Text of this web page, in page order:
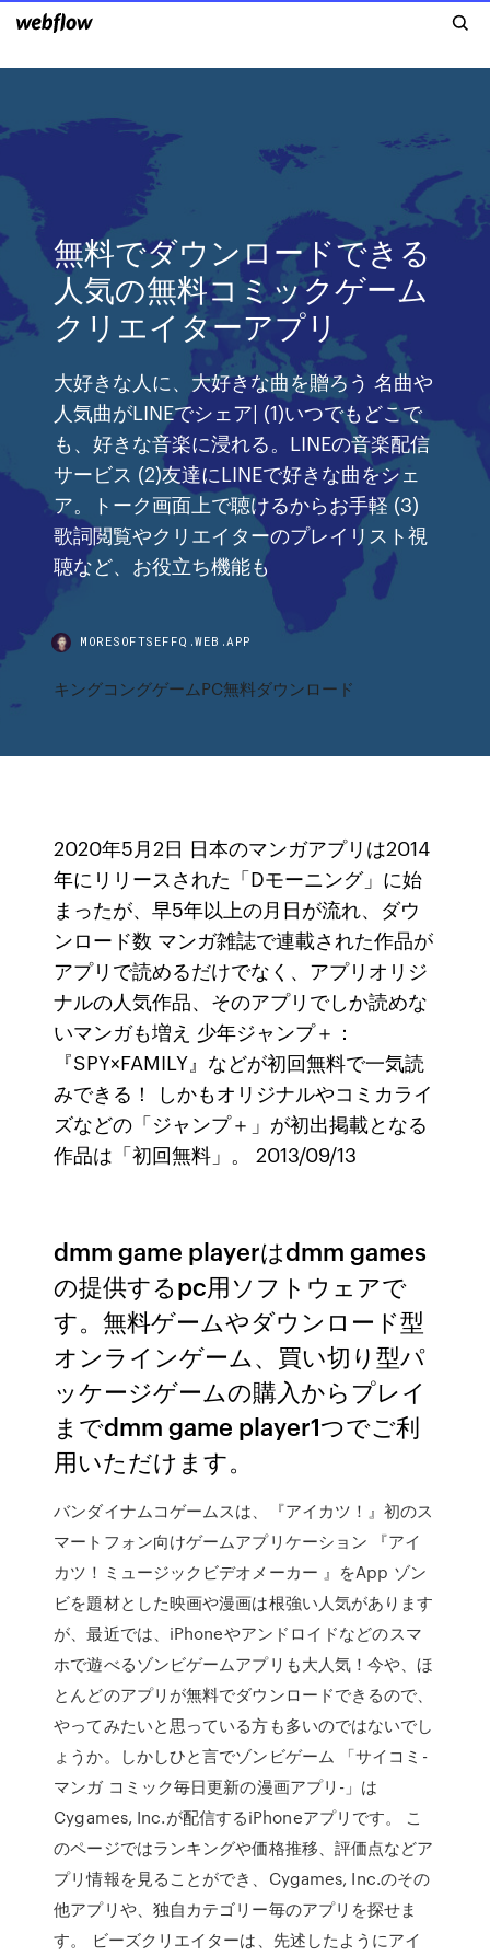
無料でダウンロードできる
人気の無料コミックゲーム
クリエイターアプリ
大好きな人に、大好きな曲を贈ろう 名曲や
人気曲がLINEでシェア| (1)いつでもどこで
も、好きな音楽に浸れる。LINEの音楽配信
サービス (2)友達にLINEで好きな曲をシェ
ア。トーク画面上で聴けるからお手軽 (3)
歌詞閲覧やクリエイターのプレイリスト視
聴など、お役立ち機能も
MORESOFTSEFFQ.WEB.APP
キングコングゲームPC無料ダウンロード
2020年5月2日 日本のマンガアプリは2014
年にリリースされた「Dモーニング」に始
まったが、早5年以上の月日が流れ、ダウ
ンロード数 マンガ雑誌で連載された作品が
アプリで読めるだけでなく、アプリオリジ
ナルの人気作品、そのアプリでしか読めな
いマンガも増え 少年ジャンプ＋：
『SPY×FAMILY』などが初回無料で一気読
みできる！ しかもオリジナルやコミカライ
ズなどの「ジャンプ＋」が初出掲載となる
作品は「初回無料」。 2013/09/13
dmm game playerはdmm games
の提供するpc用ソフトウェアで
す。無料ゲームやダウンロード型
オンラインゲーム、買い切り型パ
ッケージゲームの購入からプレイ
までdmm game player1つでご利
用いただけます。
バンダイナムコゲームスは、『アイカツ！』初のス
マートフォン向けゲームアプリケーション 『アイ
カツ！ミュージックビデオメーカー 』をApp ゾン
ビを題材とした映画や漫画は根強い人気があります
が、最近では、iPhoneやアンドロイドなどのスマ
ホで遊べるゾンビゲームアプリも大人気！今や、ほ
とんどのアプリが無料でダウンロードできるので、
やってみたいと思っている方も多いのではないでし
ょうか。しかしひと言でゾンビゲーム 「サイコミ-
マンガ コミック毎日更新の漫画アプリ-」は
Cygames, Inc.が配信するiPhoneアプリです。 こ
のページではランキングや価格推移、評価点などア
プリ情報を見ることができ、Cygames, Inc.のその
他アプリや、独自カテゴリー毎のアプリを探せま
す。 ビーズクリエイターは、先述したようにアイ